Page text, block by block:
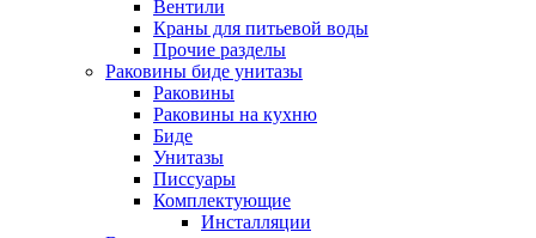
Вентили
Краны для питьевой воды
Прочие разделы
Раковины биде унитазы
Раковины
Раковины на кухню
Биде
Унитазы
Писсуары
Комплектующие
Инсталляции